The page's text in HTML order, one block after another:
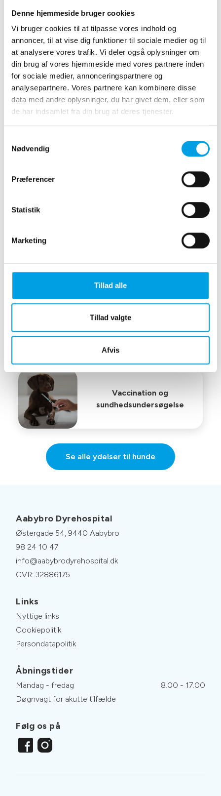
Denne hjemmeside bruger cookies
Vi bruger cookies til at tilpasse vores indhold og
annoncer, til at vise dig funktioner til sociale medier og til
at analysere vores trafik. Vi deler også oplysninger om
din brug af vores hjemmeside med vores partnere inden
for sociale medier, annonceringspartnere og
analysepartnere. Vores partnere kan kombinere disse
data med andre oplysninger, du har givet dem, eller som
de har indsamlet fra din brug af deres tjenester.
Nødvendig
Præferencer
Statistik
Marketing
Tillad alle
Tillad valgte
Afvis
Gratis hvalpetjek
Laboratorieundersøgelser
Vaccination og
sundhedsundersøgelse
Se alle ydelser til hunde
Aabybro Dyrehospital
Østergade 54, 9440 Aabybro
98 24 10 47
info@aabybrodyrehospital.dk
CVR: 32886175
Links
Nyttige links
Cookiepolitik
Persondatapolitik
Åbningstider
Mandag - fredag
8.00 - 17.00
Døgnvagt for akutte tilfælde
Følg os på